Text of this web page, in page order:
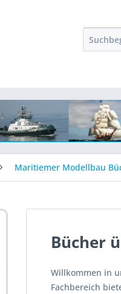
Maritiemer Modellbau
Bücher
Willkommen in
Fachbereich